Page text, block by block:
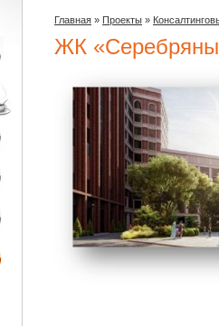
Главная » Проекты »
ЖК